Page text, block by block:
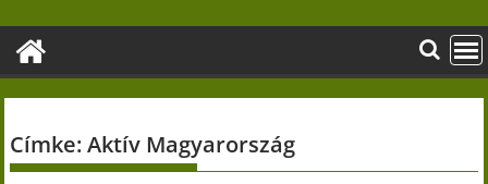
content
Címke:Aktív Magyarország